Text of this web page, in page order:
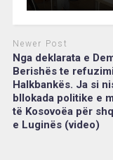
Newer Post
Nga deklarata e
Berishës te
Halkbankës. Ja si
bllokada politike e
të Kosovoëa për
e Luginës (video)